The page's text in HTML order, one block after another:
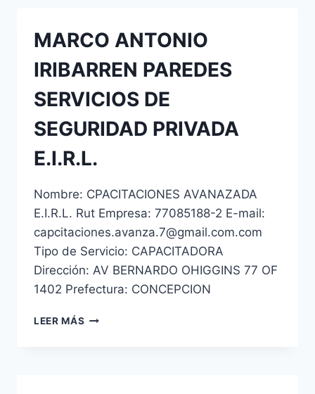
MARCO ANTONIO
IRIBARREN PAREDES
SERVICIOS DE
SEGURIDAD PRIVADA
E.I.R.L.
Nombre: CPACITACIONES AVANAZADA
E.I.R.L. Rut Empresa: 77085188-2 E-mail:
capcitaciones.avanza.7@gmail.com.com
Tipo de Servicio: CAPACITADORA
Dirección: AV BERNARDO OHIGGINS 77 OF
1402 Prefectura: CONCEPCION
LEER MÁS MARCO